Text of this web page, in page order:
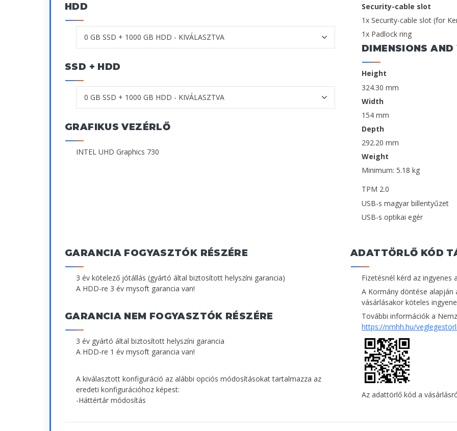
HDD
SSD + HDD
GRAFIKUS VEZÉRLŐ
INTEL UHD Graphics 730
Security-cable slot
1x Security-cable slot (for
1x Padlock ring
DIMENSIONS
Height
324.30 mm
Width
154 mm
Depth
292.20 mm
Weight
Minimum: 5.18 kg
TPM 2.0
USB-s magyar billentyűzet
USB-s optikai egér
GARANCIA FOGYASZTÓK RÉSZÉRE
3 év kötelező jótállás (gyártó által biztosított helyszíni garancia)
A HDD-re 3 év mysoft garancia van!
GARANCIA NEM FOGYASZTÓK RÉSZÉRE
3 év gyártó által biztosított helyszíni garancia
A HDD-re 1 év mysoft garancia van!
A kiválasztott konfiguráció az alábbi opciós módosításokat tartalmazza az
eredeti konfigurációhoz képest:
-Háttértár módosítás
ADATTÖRLŐ KÓD
Fizetésnél kérd az
A Kormány döntése
vásárlásakor köteles
További információk a
https://nmhh.hu/
Az adattörlő kód a